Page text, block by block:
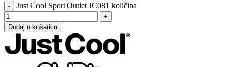
Just Cool Sport|Outlet JC081 količina
Dodaj u košaricu